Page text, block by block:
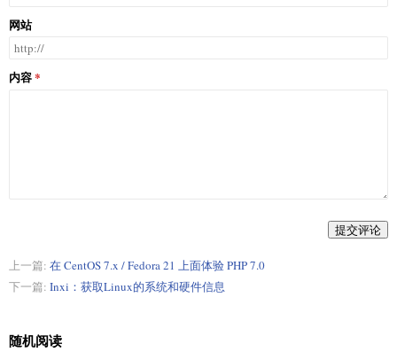
echo "Enter message. To mark the end of message type ;; in
SENDMAILCMD="mutt -e \"set from=$FROM\" -s \"$SUBJECT\" \
echo $SENDMAILCMD
网站
内容
提交评论
上一篇: 在 CentOS 7.x / Fedora 21 上面体验 PHP 7.0
下一篇: Inxi：获取Linux的系统和硬件信息
随机阅读